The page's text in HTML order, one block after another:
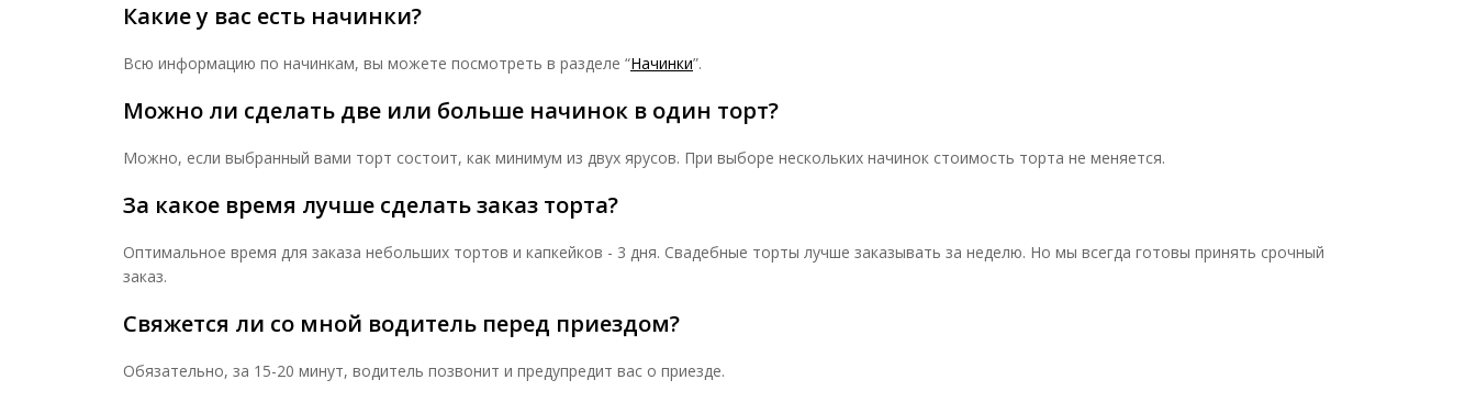
Какие у вас есть начинки?
Всю информацию по начинкам, вы можете посмотреть в разделе “Начинки”.
Можно ли сделать две или больше начинок в один торт?
Можно, если выбранный вами торт состоит, как минимум из двух ярусов. При выборе нескольких начинок стоимость торта не меняется.
За какое время лучше сделать заказ торта?
Оптимальное время для заказа небольших тортов и капкейков - 3 дня. Свадебные торты лучше заказывать за неделю. Но мы всегда готовы принять срочный
заказ.
Свяжется ли со мной водитель перед приездом?
Обязательно, за 15-20 минут, водитель позвонит и предупредит вас о приезде.